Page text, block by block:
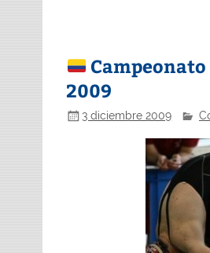
2009
3 diciembre 2009